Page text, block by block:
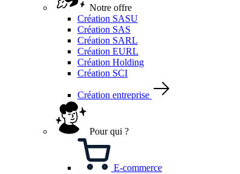
Notre offre
Création SASU
Création SAS
Création SARL
Création EURL
Création Holding
Création SCI
Création entreprise
Pour qui ?
E-commerce